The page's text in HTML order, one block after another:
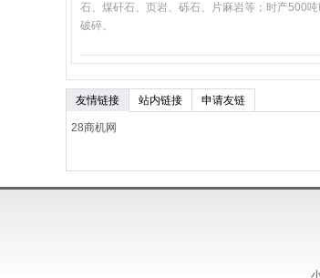
石、煤矸石、页岩、砾石、片麻岩等；时产500
破碎。
友情链接 站内链接 申请友链
28商机网